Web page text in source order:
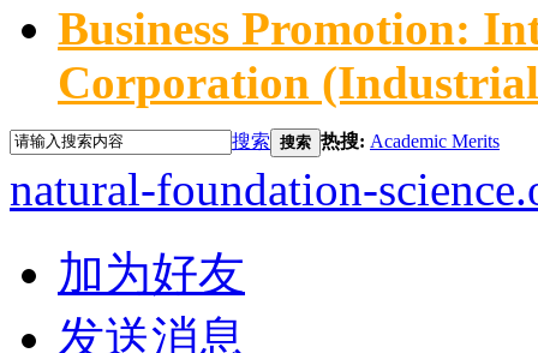
Business Promotion:
Corporation
搜索 搜索 热搜: Academic Merits
natural-foundation-
加为好友
发送消息